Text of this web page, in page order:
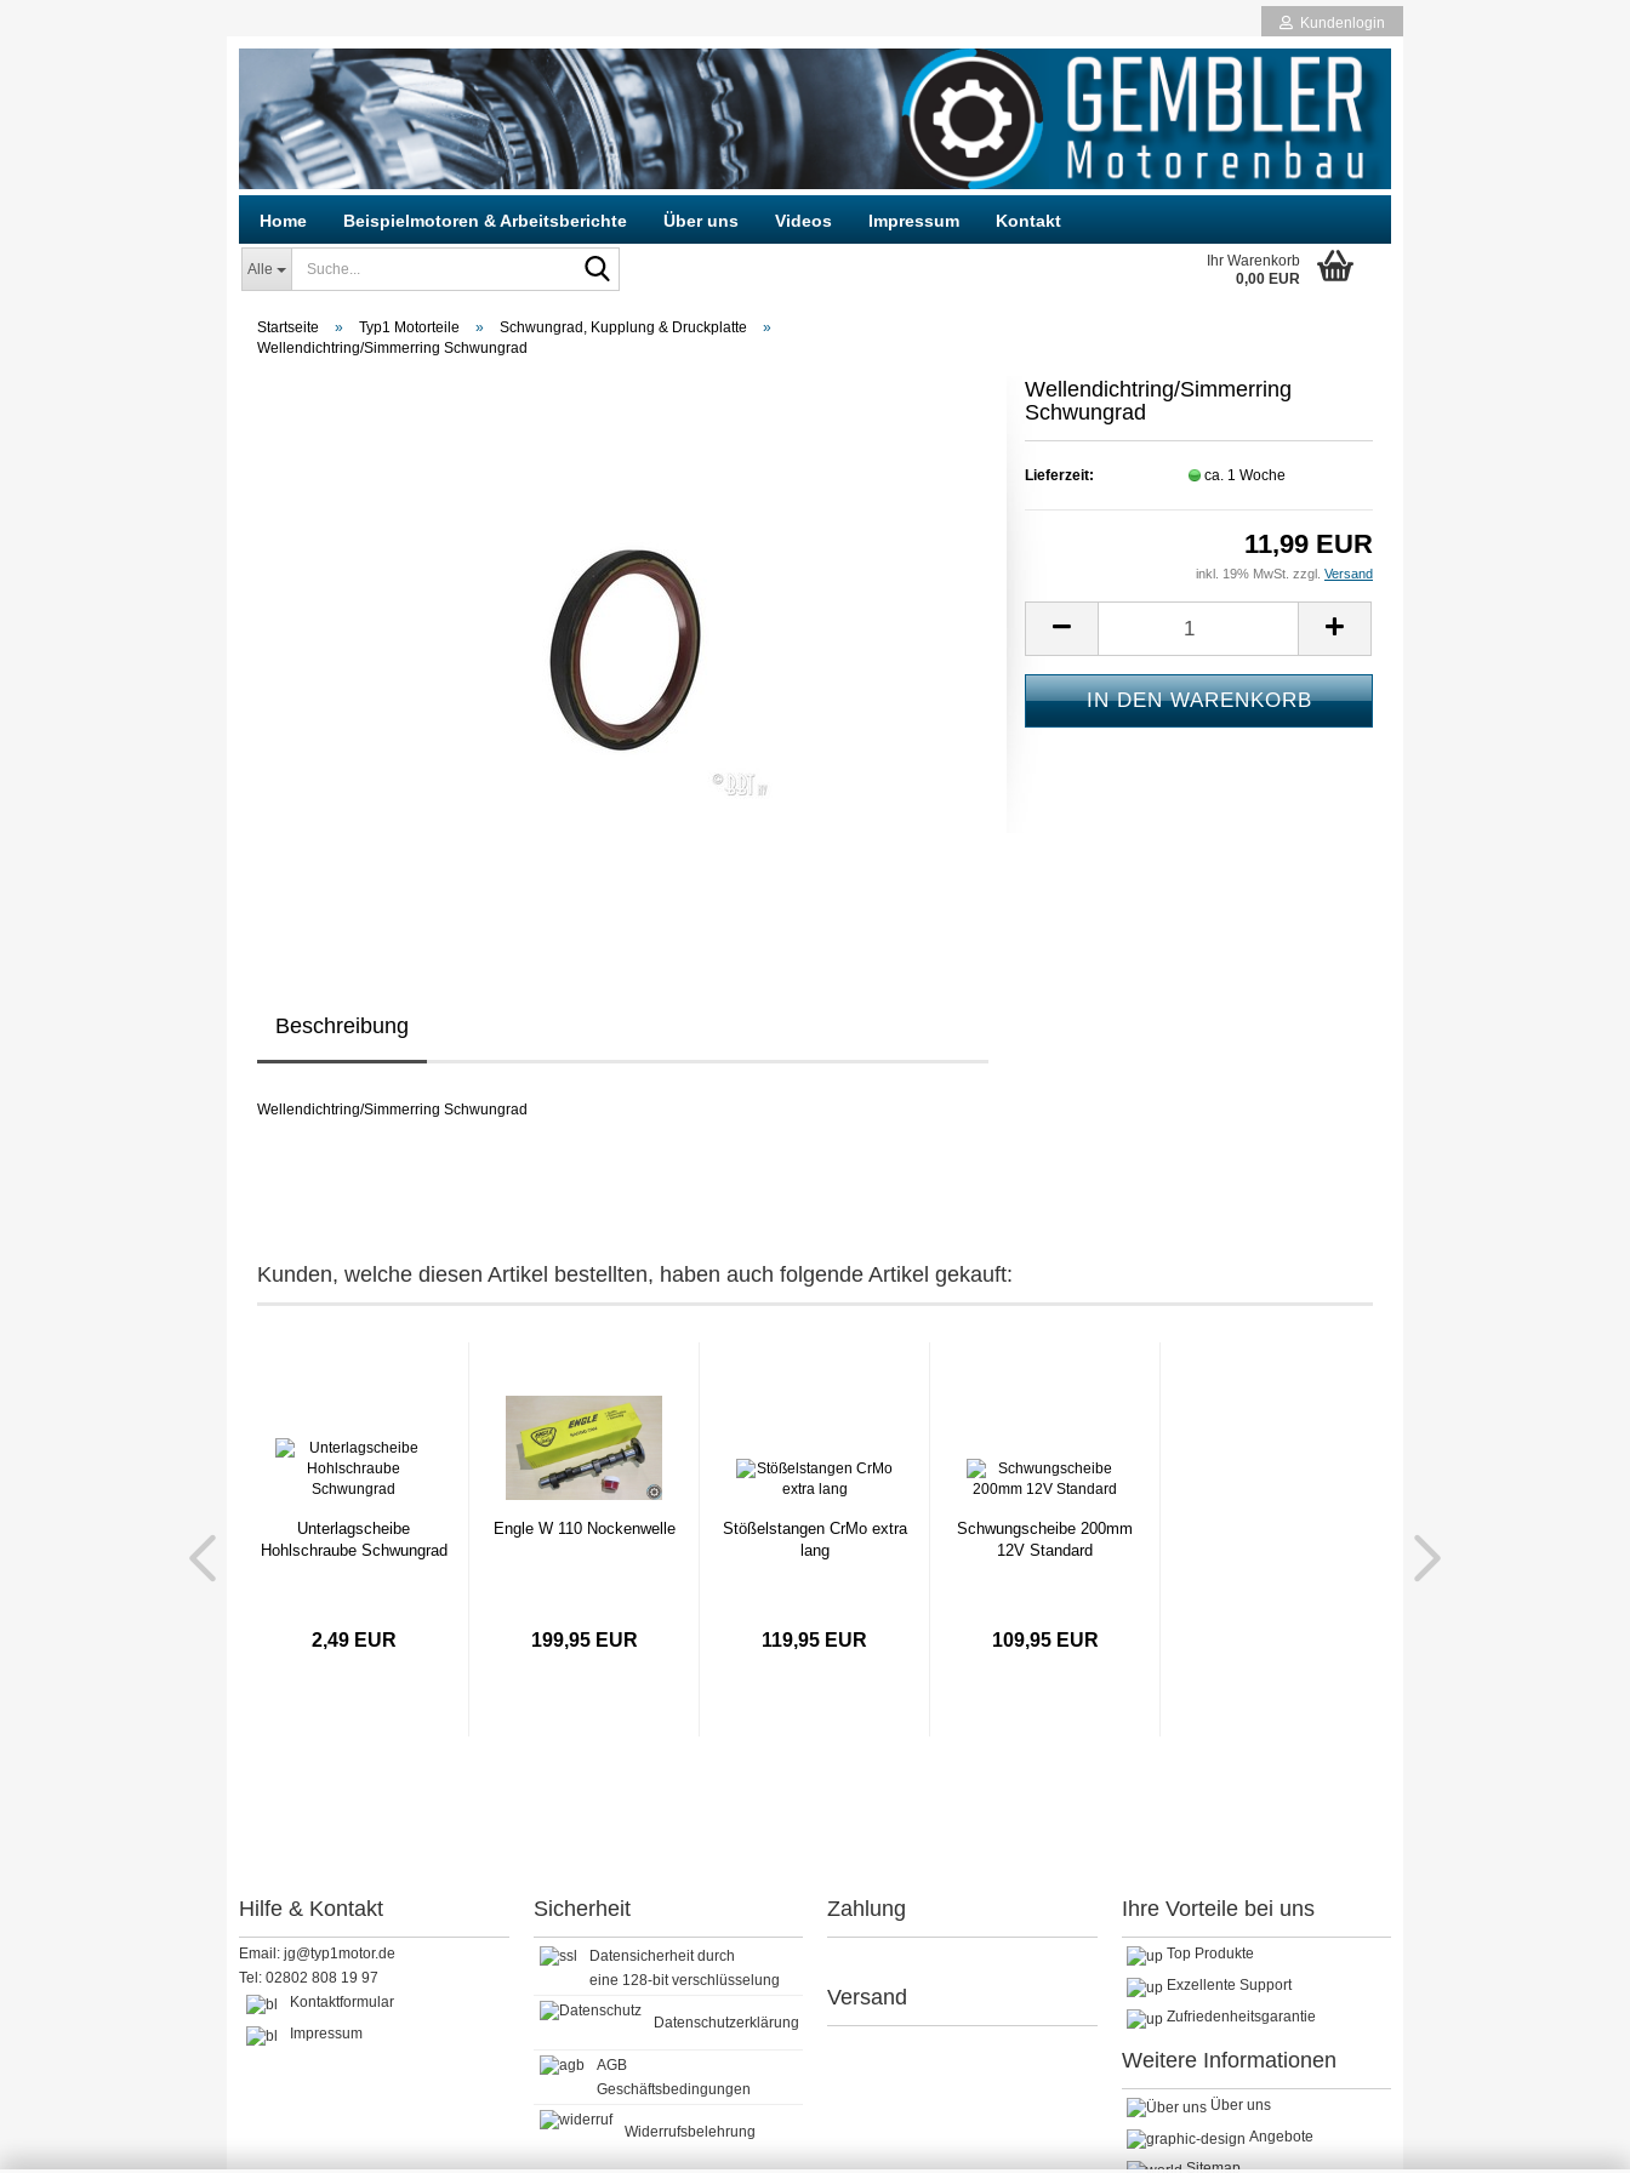
Kundenlogin
Passwort vergessen?
Alle
Ihr Warenkorb
0,00 EUR
Home Beispielmotoren & Arbeitsberichte Über uns Videos Impressum Kontakt
Startseite » Typ1 Motorteile » Schwungrad, Kupplung & Druckplatte
»
Wellendichtring/Simmerring Schwungrad
Wellendichtring/Simmerring
Schwungrad
Lieferzeit: ca. 1 Woche
11,99 EUR
inkl. 19% MwSt. zzgl. Versand
Beschreibung
Wellendichtring/Simmerring Schwungrad
Kunden, welche diesen Artikel bestellten, haben auch folgende Artikel gekauft:
Unterlagscheibe
Hohlschraube Schwungrad
2,49 EUR
Engle W 110 Nockenwelle
199,95 EUR
Stößelstangen CrMo extra
lang
119,95 EUR
Schwungscheibe 200mm
12V Standard
109,95 EUR
Hilfe & Kontakt
Email: jg@typ1motor.de
Tel: 02802 808 19 97
Kontaktformular
Impressum
Sicherheit
Datensicherheit durch
eine 128-bit verschlüsselung
Datenschutzerklärung
AGB
Geschäftsbedingungen
Widerrufsbelehrung
Zahlung
Versand
Ihre Vorteile bei uns
Top Produkte
Exzellente Support
Zufriedenheitsgarantie
Weitere Informationen
Über uns
Angebote
Sitemap